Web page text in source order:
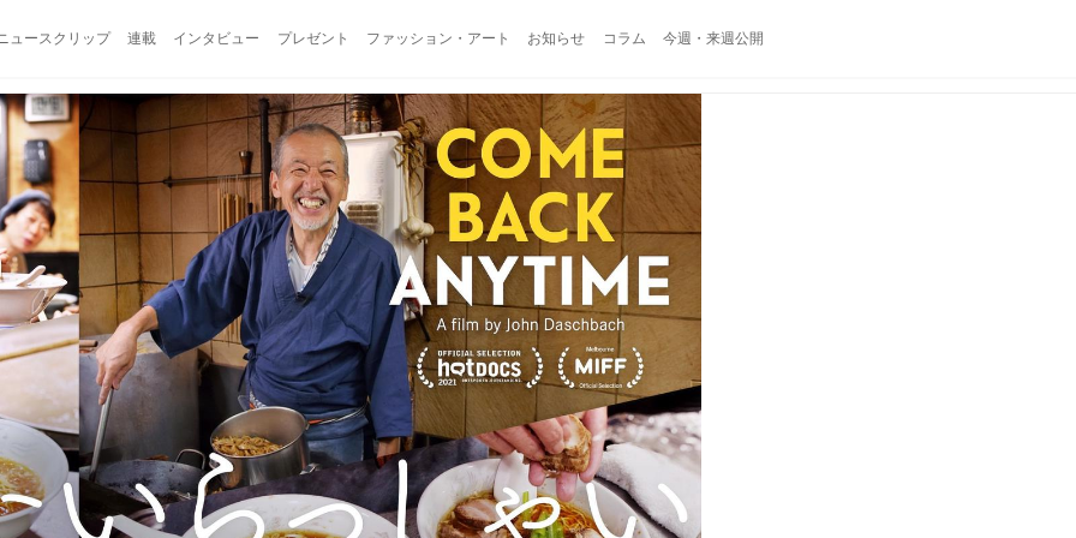
ュースクリップ 連載 インタビュー プレゼント ファッション・アート お知らせ コラム 今週・来週公開